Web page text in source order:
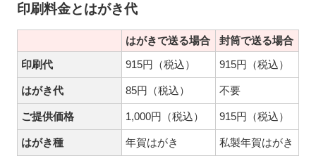
印刷料金とはがき代
はがきで送る場合
封筒で送る場合
印刷代
915円（税込） 915円（税込）
はがき代 85円（税込） 不要
ご提供価格 1,000円（税込） 915円（税込）
はがき種 年賀はがき 私製年賀はがき